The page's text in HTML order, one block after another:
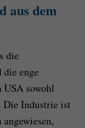
aus dem
die
enge
sowohl
Die Industrie ist